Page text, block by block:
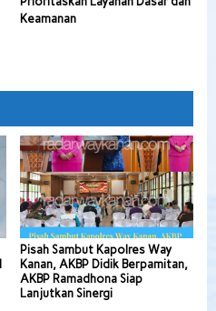
Keamanan
Pisah Sambut Kapolres Way
Kanan, AKBP Didik Berpamitan,
AKBP Ramadhona Siap
Lanjutkan Sinergi